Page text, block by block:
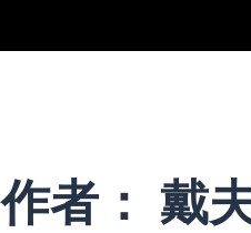
作者： 戴